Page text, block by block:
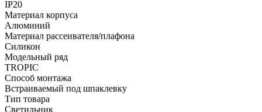
IP20
Материал корпуса
Алюминий
Материал рассеивателя/плафона
Силикон
Модельный ряд
TROPIC
Способ монтажа
Встраиваемый под шпаклевку
Тип товара
Светильник